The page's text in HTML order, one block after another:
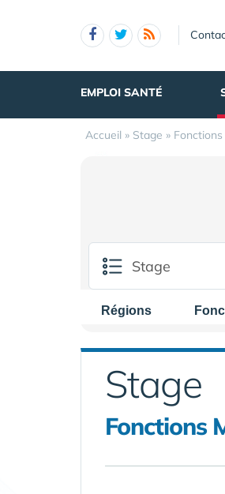
EMPLOI SANTÉ
Accueil » Stage »
Régions
Stage
Fonctions